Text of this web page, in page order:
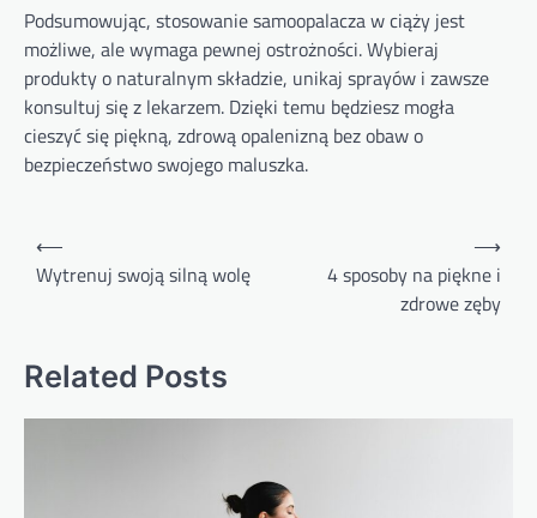
Podsumowując, stosowanie samoopalacza w ciąży jest
możliwe, ale wymaga pewnej ostrożności. Wybieraj
produkty o naturalnym składzie, unikaj sprayów i zawsze
konsultuj się z lekarzem. Dzięki temu będziesz mogła
cieszyć się piękną, zdrową opalenizną bez obaw o
bezpieczeństwo swojego maluszka.
Nawigacja
wpisu
⟵
Wytrenuj swoją silną wolę
4 sposoby na piękne i
zdrowe zęby
⟶
Related Posts